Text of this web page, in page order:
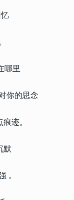
哪里
你的思念
迹。
默
。